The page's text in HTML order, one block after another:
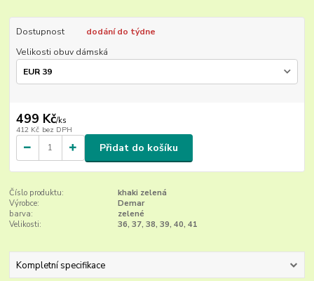
Dostupnost
dodání do týdne
Velikosti obuv dámská
499 Kč/ks
412 Kč bez DPH
Přidat do košíku
Číslo produktu:
khaki zelená
Výrobce:
Demar
barva:
zelené
Velikosti:
36, 37, 38, 39, 40, 41
Kompletní specifikace